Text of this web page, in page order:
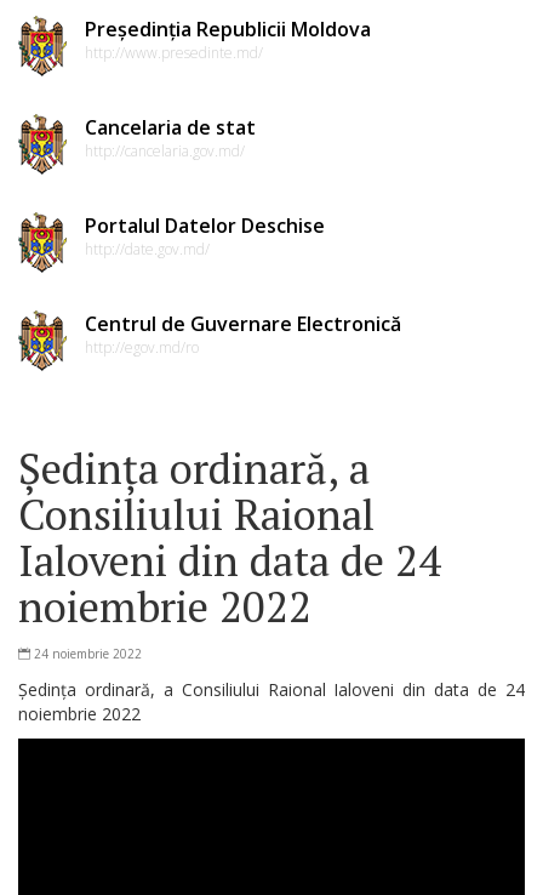
Președinția Republicii Moldova
http://www.presedinte.md/
Cancelaria de stat
http://cancelaria.gov.md/
Portalul Datelor Deschise
http://date.gov.md/
Centrul de Guvernare Electronică
http://egov.md/ro
Ședința ordinară, a
Consiliului Raional
Ialoveni din data de 24
noiembrie 2022
24 noiembrie 2022
Ședința ordinară, a Consiliului Raional Ialoveni din data de 24
noiembrie 2022